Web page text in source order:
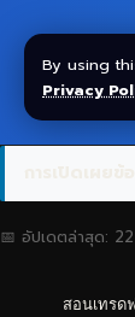
By using
Privacy
📅 อัปเดตล่าสุด:
สอนเทรด